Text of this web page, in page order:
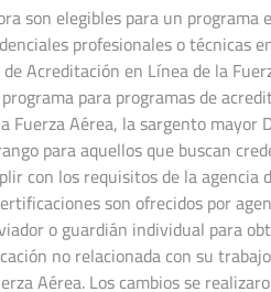
son elegibles para un
profesionales o técnicas
Acreditación en Línea de la
para programas de
Fuerza Aérea, la sargento mayor
para aquellos que buscan
con los requisitos de la
son ofrecidos por
o guardián individual para
no relacionada con su
Aérea. Los cambios se